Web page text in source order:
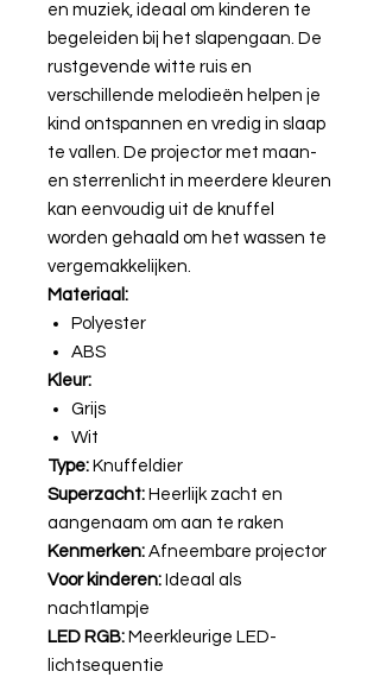
en muziek, ideaal om kinderen te
begeleiden bij het slapengaan. De
rustgevende witte ruis en
verschillende melodieën helpen je
kind ontspannen en vredig in slaap
te vallen. De projector met maan-
en sterrenlicht in meerdere kleuren
kan eenvoudig uit de knuffel
worden gehaald om het wassen te
vergemakkelijken.
Materiaal:
Polyester
ABS
Kleur:
Grijs
Wit
Type: Knuffeldier
Superzacht: Heerlijk zacht en
aangenaam om aan te raken
Kenmerken: Afneembare projector
Voor kinderen: Ideaal als
nachtlampje
LED RGB: Meer­kleurige LED-
lichtsequentie